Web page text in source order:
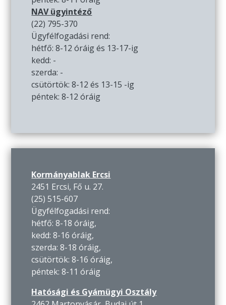
NAV ügyintéző
(22) 795-370
Ügyfélfogadási rend:
hétfő: 8-12 óráig és 13-17-ig
kedd: -
szerda: -
csütörtök: 8-12 és 13-15 -ig
péntek: 8-12 óráig
Kormányablak Ercsi
2451 Ercsi, Fő u. 27.
(25) 515-607
Ügyfélfogadási rend:
hétfő: 8-18 óráig,
kedd: 8-16 óráig,
szerda: 8-18 óráig,
csütörtök: 8-16 óráig,
péntek: 8-11 óráig
Hatósági és Gyámügyi Osztály